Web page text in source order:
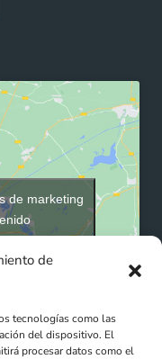
de
tecnologías como las
del dispositivo. El
procesar datos como el
de marketing